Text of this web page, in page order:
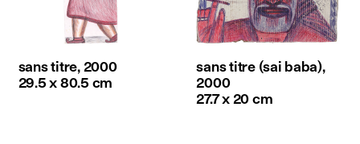
sans titre, 2000
29.5 x 80.5 cm
sans titre (sai baba),
2000
27.7 x 20 cm